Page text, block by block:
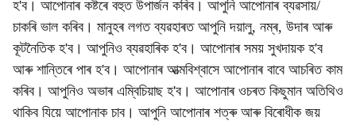
হ'ব। আপোনাৰ কষ্টৰে বহুত উপাৰ্জন কৰিব। আপুনি আপোনাৰ ব্যৱসায়/
চাকৰি ভাল কৰিব। মানুহৰ লগত ব্যৱহাৰত আপুনি দয়ালু, নম্ৰ, উদাৰ আৰু
কূটনৈতিক হ'ব। আপুনিও ব্যৱহাৰিক হ'ব। আপোনাৰ সময় সুখদায়ক হ'ব
আৰু শান্তিৰে পাৰ হ'ব। আপোনাৰ আত্মবিশ্বাসে আপোনাৰ বাবে আচৰিত কাম
কৰিব। আপুনিও অভাৰ এম্বিচিয়াছ হ'ব। আপোনাৰ ওচৰত কিছুমান অতিথিও
থাকিব যিয়ে আপোনাক চাব। আপুনি আপোনাৰ শত্ৰু আৰু বিৰোধীক জয়